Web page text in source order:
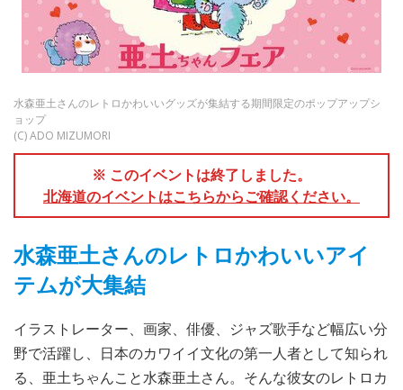
水森亜土さんのレトロかわいいグッズが集結する期間限定のポップアップシ
ョップ
(C) ADO MIZUMORI
※ このイベントは終了しました。
北海道のイベントはこちらからご確認ください。
水森亜土さんのレトロかわいいアイ
テムが大集結
イラストレーター、画家、俳優、ジャズ歌手など幅広い分
野で活躍し、日本のカワイイ文化の第一人者として知られ
る、亜土ちゃんこと水森亜土さん。そんな彼女のレトロカ